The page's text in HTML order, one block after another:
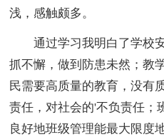
浅，感触颇多。
通过学习我明白了学校安
抓不懈，做到防患未然；教
民需要高质量的教育，没有
责任，对社会的'不负责任；
良好地班级管理能最大限度